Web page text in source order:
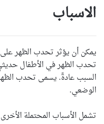
الاسباب
يمكن أن يؤثرتحدب الظهر
تحدب الظهرفي الأطفال
السبب عادةً. يسمى تحدب
الوضعي.
تشمل الأسباب المحتملة